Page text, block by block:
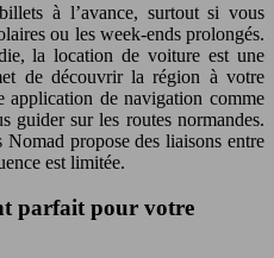
à l’avance, surtout si vous
ou les week-ends prolongés.
la location de voiture est une
de découvrir la région à votre
application de navigation comme
guider sur les routes normandes.
propose des liaisons entre
est limitée.
parfait pour votre